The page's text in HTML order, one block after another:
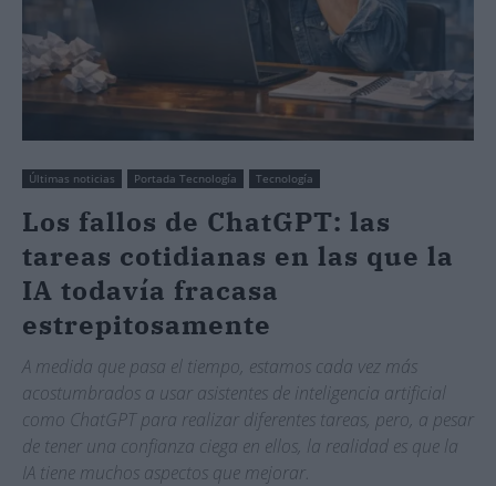
Últimas noticias Portada Tecnología Tecnología
Los fallos de ChatGPT: las
tareas cotidianas en las que la
IA todavía fracasa
estrepitosamente
A medida que pasa el tiempo, estamos cada vez más
acostumbrados a usar asistentes de inteligencia artificial
como ChatGPT para realizar diferentes tareas, pero, a pesar
de tener una confianza ciega en ellos, la realidad es que la
IA tiene muchos aspectos que mejorar.